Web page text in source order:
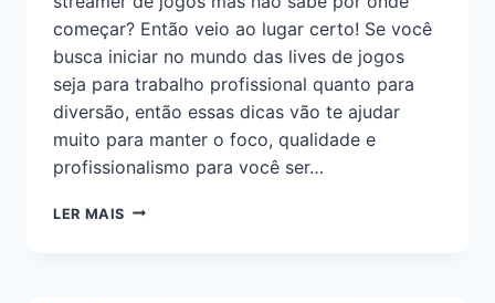
começar? Então veio ao lugar certo! Se você
busca iniciar no mundo das lives de jogos
seja para trabalho profissional quanto para
diversão, então essas dicas vão te ajudar
muito para manter o foco, qualidade e
profissionalismo para você ser…
LER MAIS